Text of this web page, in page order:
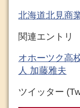
北海道北見商
関連エントリ
オホーツク高
人 加藤雅夫
ツイッター